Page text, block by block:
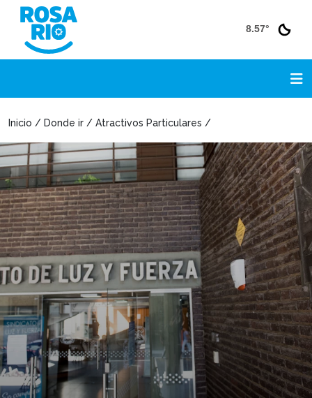
8.57°
Inicio / Donde ir / Atractivos Particulares /